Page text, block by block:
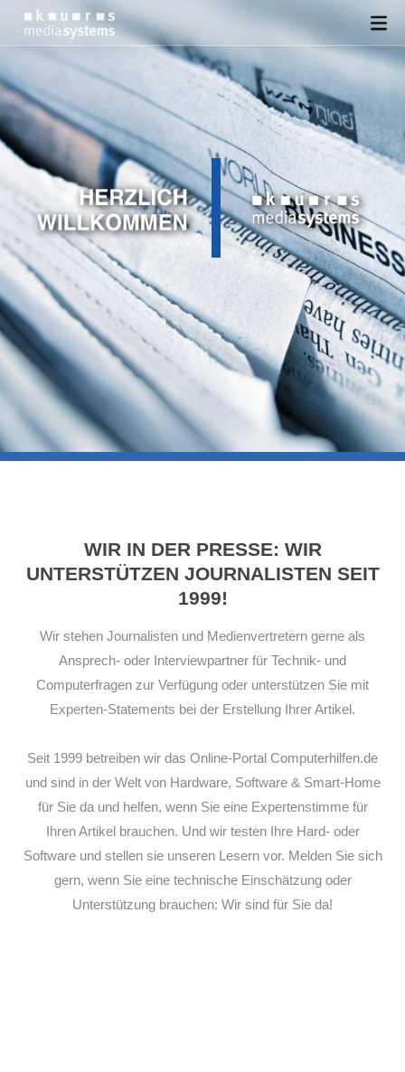
DESIGN
SEO
SOFTWARE
PRESSE
KONTAKT
WIR IN DER PRESSE: WIR
UNTERSTÜTZEN JOURNALISTEN SEIT
1999!
Wir stehen Journalisten und Medienvertretern gerne als
Ansprech- oder Interviewpartner für Technik- und
Computerfragen zur Verfügung oder unterstützen Sie mit
Experten-Statements bei der Erstellung Ihrer Artikel.
Seit 1999 betreiben wir das Online-Portal Computerhilfen.de
und sind in der Welt von Hardware, Software & Smart-Home
für Sie da und helfen, wenn Sie eine Expertenstimme für
Ihren Artikel brauchen. Und wir testen Ihre Hard- oder
Software und stellen sie unseren Lesern vor. Melden Sie sich
gern, wenn Sie eine technische Einschätzung oder
Unterstützung brauchen: Wir sind für Sie da!